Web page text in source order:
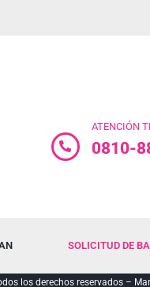
ATENCIÓN
0810-
SOLICITUD DE
los derechos reservados –